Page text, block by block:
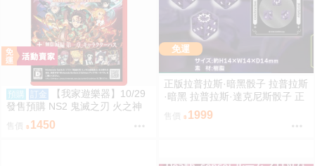
預購 訂金
【我家遊樂器】10/29
發售預購 NS2 鬼滅之刃 火之神
血風譚 2 含無限城篇 第一章角色
通行證 日版
售價 1450
免運
正版拉普拉斯·暗黑骰子 拉普拉斯
·暗黑 拉普拉斯·達克尼斯骰子 正
版HOLOLIVE HOLOLIVE周邊 拉
普拉斯
售價 1999